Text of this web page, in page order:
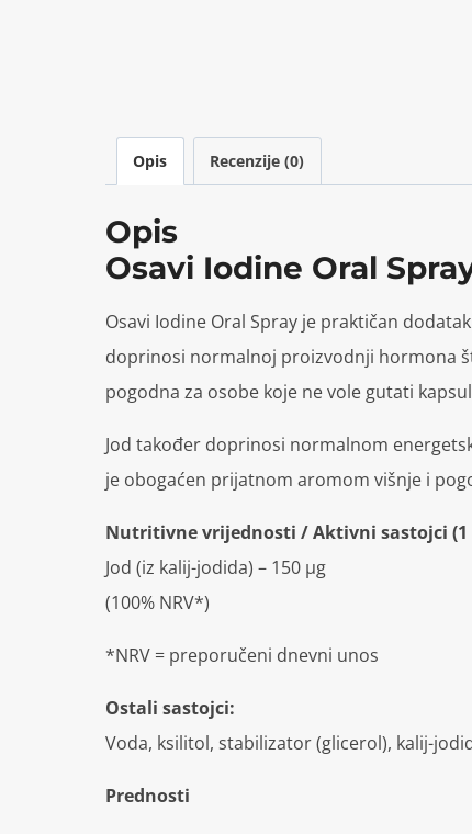
Opis Recenzije (0)
Opis
Osavi Iodine Oral
Osavi Iodine Oral Spray je praktičan
doprinosi normalnoj proizvodnji hormona
pogodna za osobe koje ne vole gutati
Jod također doprinosi normalnom
je obogaćen prijatnom aromom višnje i
Nutritivne vrijednosti / Aktivni sastojci (1
Jod (iz kalij-jodida) – 150 µg
(100% NRV*)
*NRV = preporučeni dnevni unos
Ostali sastojci:
Voda, ksilitol, stabilizator (glicerol), kalij-
Prednosti